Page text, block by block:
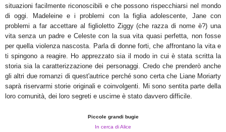
situazioni facilmente riconoscibili e che possono rispecchiarsi nel mondo
di oggi. Madeleine e i problemi con la figlia adolescente, Jane con
problemi a far accettare al figlioletto Ziggy (che razza di nome è?) una
vita senza un padre e Celeste con la sua vita quasi perfetta, non fosse
per quella violenza nascosta. Parla di donne forti, che affrontano la vita e
ti spingono a reagire. Ho apprezzato sia il modo in cui è stata scritta la
storia sia la caratterizzazione dei personaggi. Credo che prenderò anche
gli altri due romanzi di quest'autrice perché sono certa che Liane Moriarty
saprà riservarmi storie originali e coinvolgenti. Mi sono sentita parte della
loro comunità, dei loro segreti e uscirne è stato davvero difficile.
Piccole grandi bugie
In cerca di Alice